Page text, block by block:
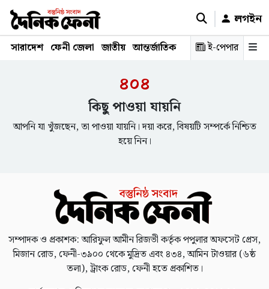
লগইন
সারাদেশ ফেনী জেলা জাতীয় আন্তর্জাতিক রাজনীতি স্বাস্থ্য শিক্ষা
ই-পেপার
৪০৪
কিছু পাওয়া যায়নি
আপনি যা খুঁজছেন, তা পাওয়া যায়নি। দয়া করে, বিষয়টি সম্পর্কে নিশ্চিত
হয়ে নিন।
সম্পাদক ও প্রকাশক: আরিফুল আমীন রিজভী কর্তৃক পপুলার অফসেট প্রেস,
মিজান রোড, ফেনী-৩৯০০ থেকে মুদ্রিত এবং ৪৩৪, আমিন টাওয়ার (৬ষ্ঠ
তলা), ট্রাংক রোড, ফেনী হতে প্রকাশিত।